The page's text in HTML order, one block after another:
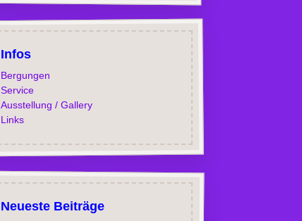
Infos
Bergungen
Service
Ausstellung / Gallery
Links
Neueste Beiträge